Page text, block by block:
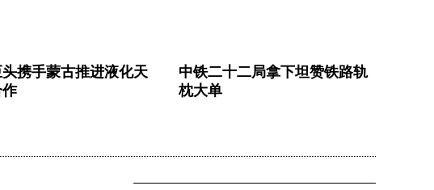
携手蒙古推进液化天
中铁二十二局拿下坦赞铁路轨
枕大单